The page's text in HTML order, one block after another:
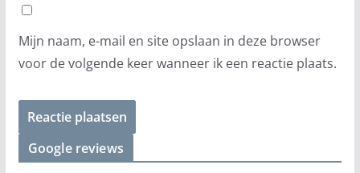
Mijn naam, e-mail en site opslaan in deze browser
voor de volgende keer wanneer ik een reactie plaats.
Google reviews